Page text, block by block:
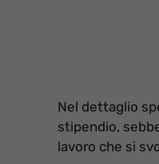
Nel dettaglio
stipendio,
lavoro che si